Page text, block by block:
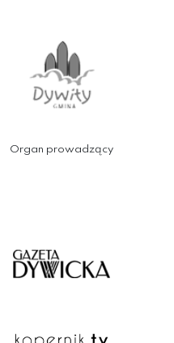
Organ prowadzący